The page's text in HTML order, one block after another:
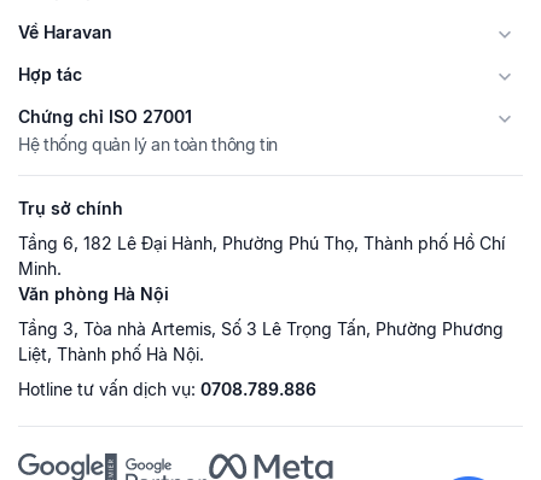
Về Haravan
Hợp tác
Chứng chỉ ISO 27001
Hệ thống quản lý an toàn thông tin
Trụ sở chính
Tầng 6, 182 Lê Đại Hành, Phường Phú Thọ, Thành phố Hồ Chí
Minh.
Văn phòng Hà Nội
Tầng 3, Tòa nhà Artemis, Số 3 Lê Trọng Tấn, Phường Phương
Liệt, Thành phố Hà Nội.
Hotline tư vấn dịch vụ: 0708.789.886